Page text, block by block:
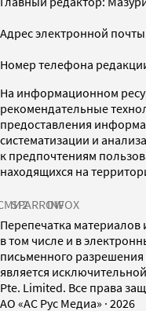
Адрес электронной
Номер телефона
На информационном
рекомендательные
предоставления
систематизации и
к предпочтениям
находящихся на
SPARROWINFOX
Перепечатка
в том числе и в
письменного
является
Pte. Limited. Все права
AO «АС Рус Медиа» · 2026